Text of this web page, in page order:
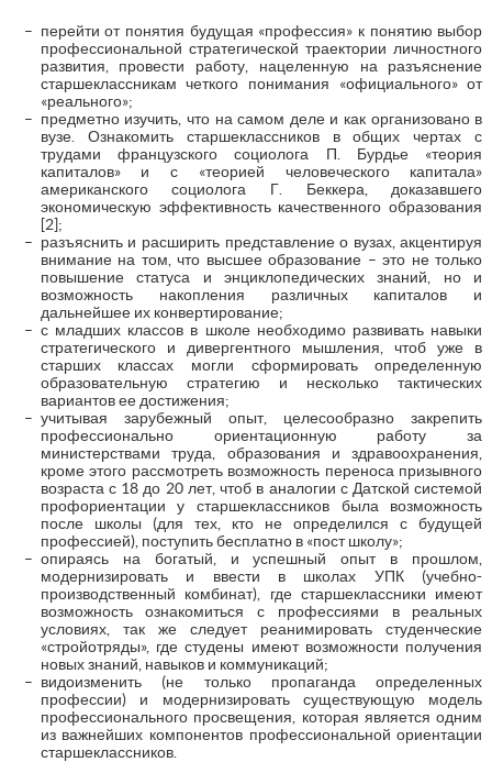
перейти от понятия будущая «профессия» к понятию выбор
профессиональной стратегической траектории личностного
развития, провести работу, нацеленную на разъяснение
старшеклассникам четкого понимания «официального» от
«реального»;
предметно изучить, что на самом деле и как организовано в
вузе. Ознакомить старшеклассников в общих чертах с
трудами французского социолога П. Бурдье «теория
капиталов» и с «теорией человеческого капитала»
американского социолога Г. Беккера, доказавшего
экономическую эффективность качественного образования
[2];
разъяснить и расширить представление о вузах, акцентируя
внимание на том, что высшее образование – это не только
повышение статуса и энциклопедических знаний, но и
возможность накопления различных капиталов и
дальнейшее их конвертирование;
с младших классов в школе необходимо развивать навыки
стратегического и дивергентного мышления, чтоб уже в
старших классах могли сформировать определенную
образовательную стратегию и несколько тактических
вариантов ее достижения;
учитывая зарубежный опыт, целесообразно закрепить
профессионально ориентационную работу за
министерствами труда, образования и здравоохранения,
кроме этого рассмотреть возможность переноса призывного
возраста с 18 до 20 лет, чтоб в аналогии с Датской системой
профориентации у старшеклассников была возможность
после школы (для тех, кто не определился с будущей
профессией), поступить бесплатно в «пост школу»;
опираясь на богатый, и успешный опыт в прошлом,
модернизировать и ввести в школах УПК (учебно-
производственный комбинат), где старшеклассники имеют
возможность ознакомиться с профессиями в реальных
условиях, так же следует реанимировать студенческие
«стройотряды», где студены имеют возможности получения
новых знаний, навыков и коммуникаций;
видоизменить (не только пропаганда определенных
профессии) и модернизировать существующую модель
профессионального просвещения, которая является одним
из важнейших компонентов профессиональной ориентации
старшеклассников.